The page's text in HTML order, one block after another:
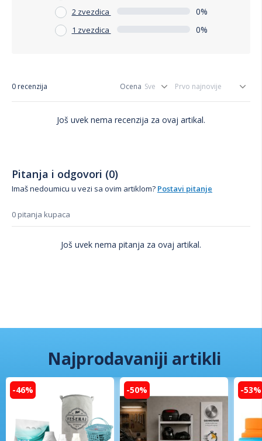
2 zvezdica 0%
1 zvezdica 0%
0 recenzija Ocena
Još uvek nema recenzija za ovaj artikal.
Pitanja i odgovori (0)
Imaš nedoumicu u vezi sa ovim artiklom? Postavi pitanje
0 pitanja kupaca
Još uvek nema pitanja za ovaj artikal.
Najprodavaniji artikli
-46% -50% -53%